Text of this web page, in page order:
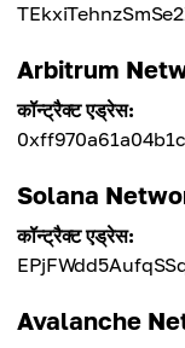
Arbitrum
कॉन्ट्रैक्ट एड्रेस:
Solana
कॉन्ट्रैक्ट एड्रेस:
Avalanche